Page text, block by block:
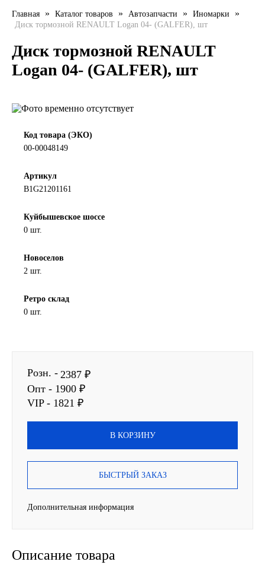
LIQUI MOLY
MANNOL
MOBIL
MOTUL
Petro Canada
REPSOL
SHELL
TOTACHI
UNIX
Valvoline
BP VISCO
ГАЗПРОМ
Главная » Каталог товаров » Автозапчасти » Иномарки »
Диск тормозной RENAULT Logan 04- (GALFER), шт
Диск тормозной RENAULT
Logan 04- (GALFER), шт
Код товара (ЭКО)
00-00048149
Артикул
B1G21201161
Куйбышевское шоссе
0 шт.
Новоселов
2 шт.
Ретро склад
0 шт.
Розн. - 2387 ₽
Опт - 1900 ₽
VIP - 1821 ₽
В КОРЗИНУ
БЫСТРЫЙ ЗАКАЗ
Дополнительная информация
Описание товара